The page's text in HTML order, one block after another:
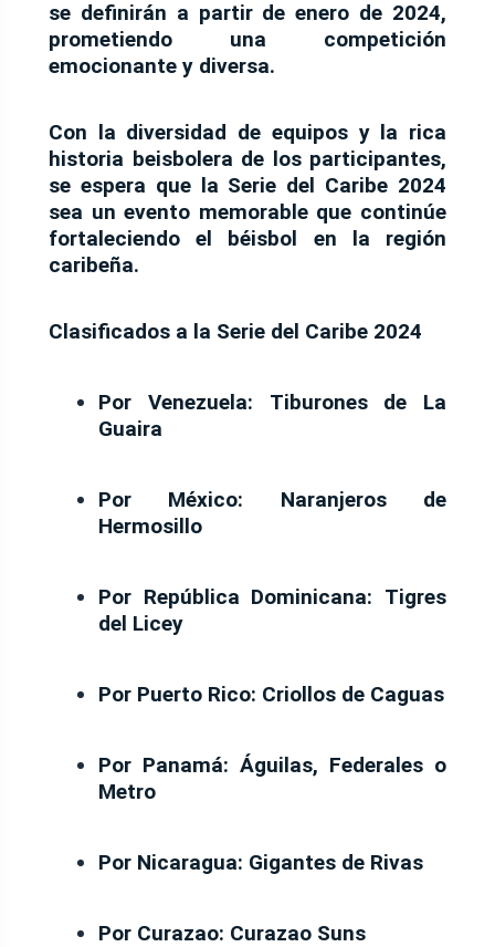
se definirán a partir de enero de 2024,
prometiendo una competición
emocionante y diversa.
Con la diversidad de equipos y la rica
historia beisbolera de los participantes,
se espera que la Serie del Caribe 2024
sea un evento memorable que continúe
fortaleciendo el béisbol en la región
caribeña.
Clasificados a la Serie del Caribe 2024
Por Venezuela: Tiburones de La
Guaira
Por México: Naranjeros de
Hermosillo
Por República Dominicana: Tigres
del Licey
Por Puerto Rico: Criollos de Caguas
Por Panamá: Águilas, Federales o
Metro
Por Nicaragua: Gigantes de Rivas
Por Curazao: Curazao Suns